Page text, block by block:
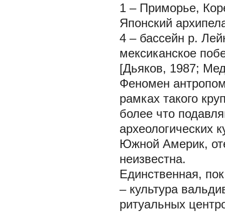
1 – Приморье,
Японский
4 – бассейн р.
мексиканское
[Дьяков, 1987;
Феномен
рамках такого
более что
археологических
Южной Америк,
неизвестна.
Единственная,
– культура
ритуальных